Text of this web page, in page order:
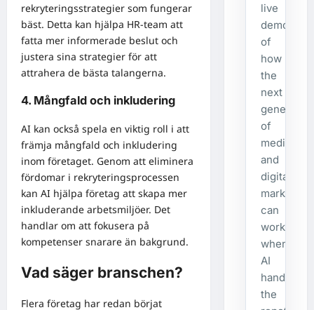
rekryteringsstrategier som fungerar
bäst. Detta kan hjälpa HR-team att
fatta mer informerade beslut och
justera sina strategier för att
attrahera de bästa talangerna.
4. Mångfald och inkludering
AI kan också spela en viktig roll i att
främja mångfald och inkludering
inom företaget. Genom att eliminera
fördomar i rekryteringsprocessen
kan AI hjälpa företag att skapa mer
inkluderande arbetsmiljöer. Det
handlar om att fokusera på
kompetenser snarare än bakgrund.
Vad säger branschen?
Flera företag har redan börjat
live
of
how
the
next
generation
of
media
and
digital
marketing
can
work
when
AI
handles
the